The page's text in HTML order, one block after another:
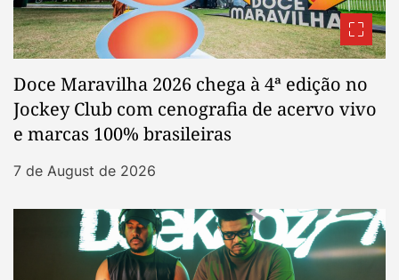
Doce Maravilha 2026 chega à 4ª edição no
Jockey Club com cenografia de acervo vivo
e marcas 100% brasileiras
7 de August de 2026